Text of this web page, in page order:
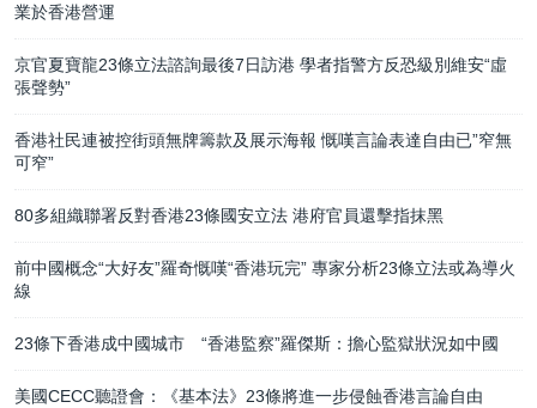
業於香港營運
京官夏寶龍23條立法諮詢最後7日訪港 學者指警方反恐級別維安“虛
張聲勢”
香港社民連被控街頭無牌籌款及展示海報 慨嘆言論表達自由已”窄無
可窄”
80多組織聯署反對香港23條國安立法 港府官員還擊指抹黑
前中國概念“大好友”羅奇慨嘆“香港玩完” 專家分析23條立法或為導火
線
23條下香港成中國城市 “香港監察”羅傑斯：擔心監獄狀況如中國
美國CECC聽證會：《基本法》23條將進一步侵蝕香港言論自由